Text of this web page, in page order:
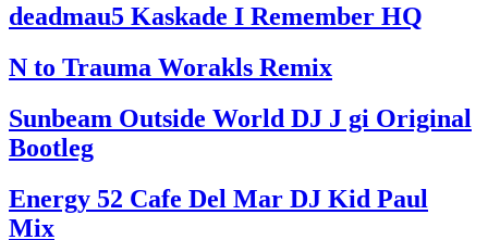
deadmau5 Kaskade I Remember HQ
N to Trauma Worakls Remix
Sunbeam Outside World DJ J gi Original
Bootleg
Energy 52 Cafe Del Mar DJ Kid Paul
Mix